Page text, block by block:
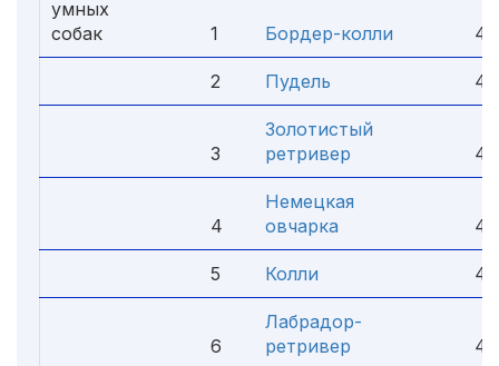
умных
собак
1 Бордер-колли
2 Пудель
3
Золотистый
ретривер
4
Немецкая
овчарка
5 Колли
6
Лабрадор-
ретривер